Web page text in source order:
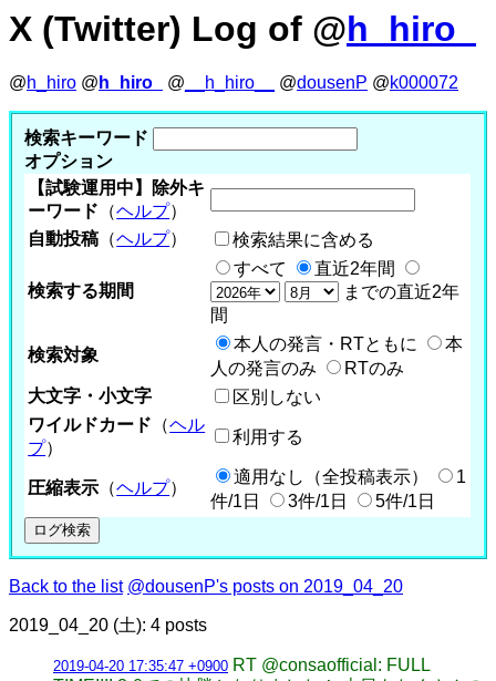
X (Twitter) Log of @h_hiro_
@h_hiro @ h_hiro_ @ __h_hiro__ @dousenP @k000072
検索キーワード
オプション
【試験運用中】除外キ
ーワード （ヘルプ）
自動投稿 （ヘルプ） 検索結果に含める
検索する期間
すべて
直近2年間
までの直近2年
間
検索対象
本人の発言・RTともに
本
人の発言のみ
RTのみ
大文字・小文字
区別しない
ワイルドカード （ヘル
プ）
利用する
圧縮表示 （ヘルプ）
適用なし（全投稿表示）
1
件/1日
3件/1日 5件/1日
Back to the list @dousenP's posts on 2019_04_20
2019_04_20 (土): 4 posts
2019-04-20 17:35:47 +0900 RT @consaofficial: FULL